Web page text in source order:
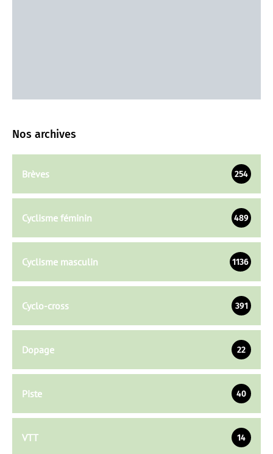
Nos archives
Brèves 254
Cyclisme féminin 489
Cyclisme masculin 1136
Cyclo-cross 391
Dopage 22
Piste 40
VTT 14